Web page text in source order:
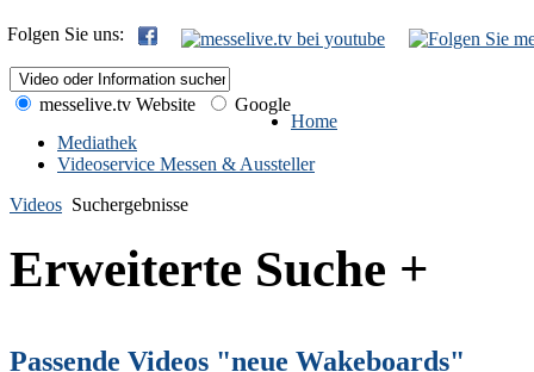
Folgen Sie uns:
messelive.tv Website
Google
Home
Mediathek
Videoservice Messen & Aussteller
Videos Suchergebnisse
Erweiterte Suche +
Passende Videos "neue Wakeboards"